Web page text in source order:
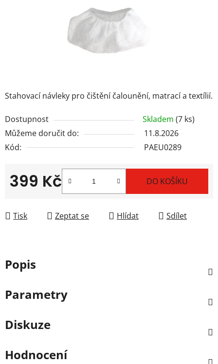
Stahovací návleky pro čištění čalounění, matrací a textílií.
Dostupnost Skladem (7 ks)
Můžeme doručit do:
11.8.2026
Kód:
PAEU0289
399 Kč DO KOŠÍKU
Tisk Zeptat se Hlídat Sdílet
Popis
Parametry
Diskuze
Hodnocení